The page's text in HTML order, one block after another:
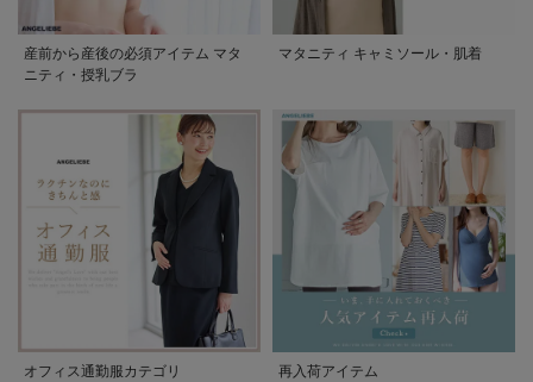
産前から産後の必須アイテム マタ
ニティ・授乳ブラ
マタニティ キャミソール・肌着
オフィス通勤服カテゴリ 再入荷アイテム